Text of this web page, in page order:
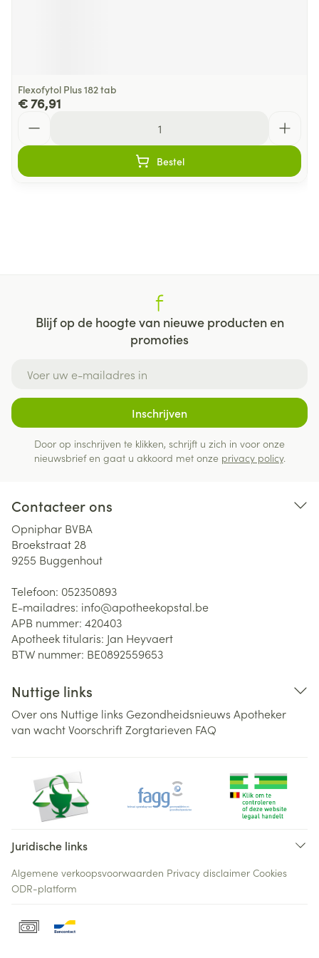
Flexofytol Plus 182 tab
€ 76,91
Bestel
Blijf op de hoogte van nieuwe producten en
promoties
Inschrijven
Door op inschrijven te klikken, schrijft u zich in voor onze
nieuwsbrief en gaat u akkoord met onze privacy policy.
Contacteer ons
Opniphar BVBA
Broekstraat 28
9255 Buggenhout
Telefoon: 052350893
E-mailadres: info@apotheekopstal.be
APB nummer: 420403
Apotheek titularis: Jan Heyvaert
BTW nummer: BE0892559653
Nuttige links
Over ons Nuttige links Gezondheidsnieuws Apotheker
van wachtVoorschriftZorgtarieven FAQ
Juridische links
Algemene verkoopsvoorwaarden Privacy disclaimer Cookies
ODR-platform